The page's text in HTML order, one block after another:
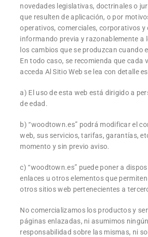
novedades legislativas, doctrinales o
que resulten de aplicación, o por
operativos, comerciales, corporativos y
informando previa y razonablemente a
los cambios que se produzcan cuando
En todo caso, se recomienda que cada
acceda Al Sitio Web se lea con detalle
a) El uso de esta web está dirigido a
de edad.
b) “woodtown.es” podrá modificar el
web, sus servicios, tarifas, garantías,
momento y sin previo aviso.
c) “woodtown.es” puede poner a
enlaces u otros elementos que
otros sitios web pertenecientes a
No comercializamos los productos y
páginas enlazadas, ni asumimos
responsabilidad sobre las mismas, ni